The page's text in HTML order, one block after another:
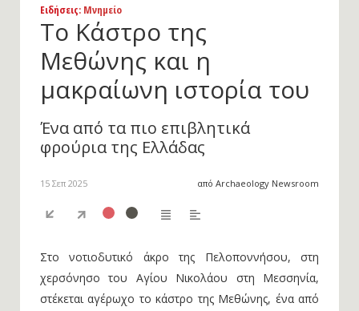
Ειδήσεις: Μνημείο
Το Κάστρο της
Μεθώνης και η
μακραίωνη ιστορία του
Ένα από τα πιο επιβλητικά
φρούρια της Ελλάδας
15 Σεπ 2025 από Archaeology Newsroom
Στο νοτιοδυτικό άκρο της Πελοποννήσου, στη
χερσόνησο του Αγίου Νικολάου στη Μεσσηνία,
στέκεται αγέρωχο το κάστρο της Μεθώνης, ένα από